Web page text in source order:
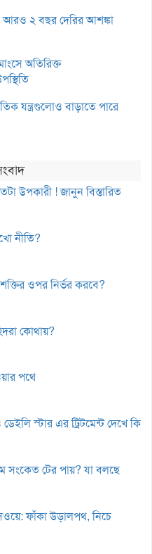
আরও ২ বছর দেরির আশঙ্কা
অতিরিক্ত
যন্ত্রগুলোও বাড়াতে পারে
উপকারী ! জানুন বিস্তারিত
নীতি?
ওপর নির্ভর করবে?
কোথায়?
পথে
স্টার এর ট্রিটমেন্ট দেখে কি
সংকেত টের পায়? যা বলছে
ফাঁকা উড়ালপথ, নিচে